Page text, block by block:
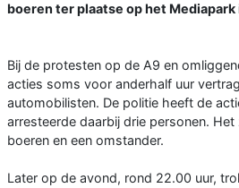
boeren ter plaatse op het
Bij de protesten op de A9 en
acties soms voor anderhalf uur
automobilisten. De politie heeft de
arresteerde daarbij drie personen.
boeren en een omstander.
Later op de avond, rond 22.00 uur,